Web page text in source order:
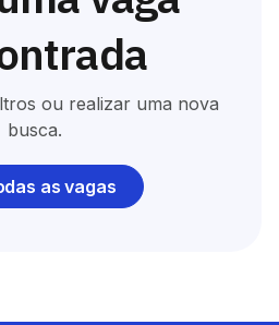
ou realizar uma nova
busca.
as vagas